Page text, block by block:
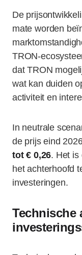
De
mate worden
TRON-
dat TRON
wat kan duiden
activiteit en
In neutrale
de prijs eind
tot € 0,26. Het is
het achterhoofd
investeringen.
Technische